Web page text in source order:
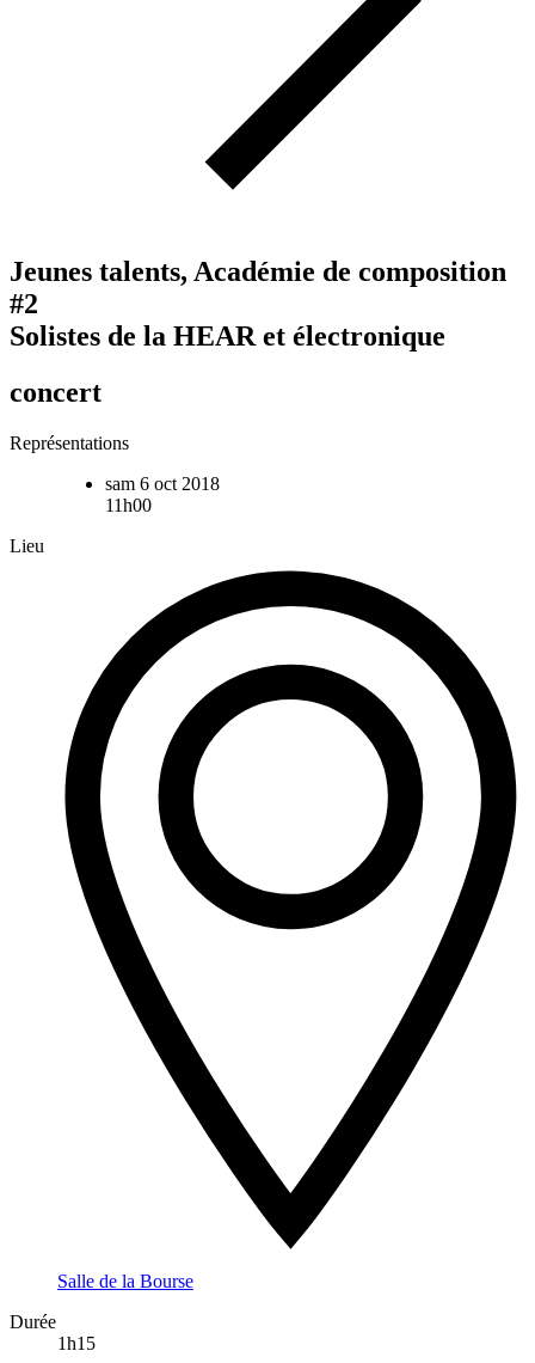
Jeunes talents, Académie de composition
#2
Solistes de la HEAR et électronique
concert
Représentations
sam 6 oct 2018
11h00
Lieu
Salle de la Bourse
Durée
1h15